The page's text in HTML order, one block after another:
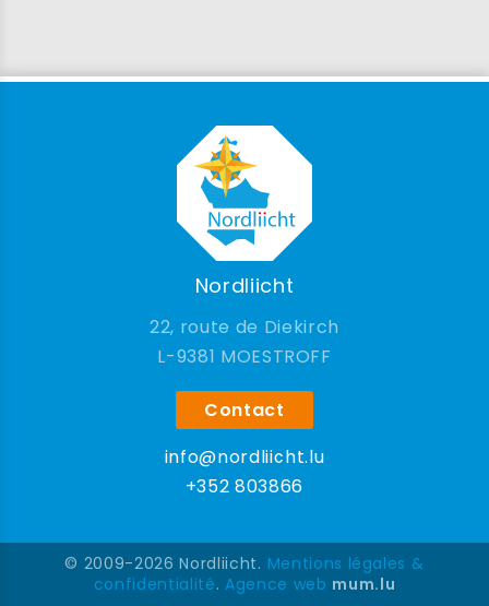
Nordliicht
22, route de Diekirch
9381 MOESTROFF
Contact
info@nordliicht.lu
+352 803866
© 2009-2026 Nordliicht. Mentions légales &
confidentialité. Agence web mum.lu